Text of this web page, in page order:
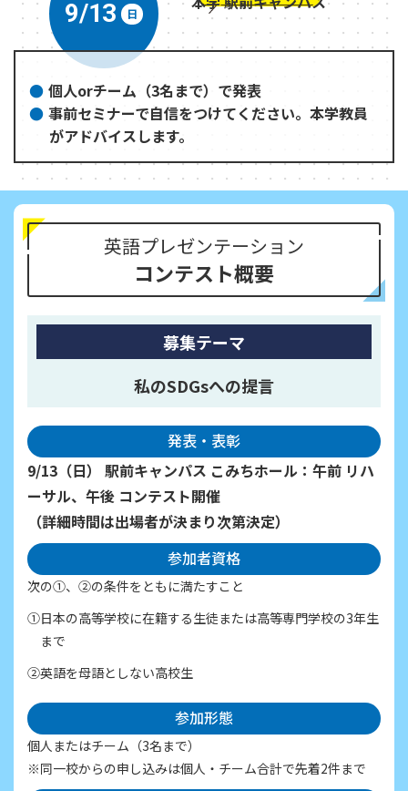
9/13 日
個人orチーム（3名まで）で発表
事前セミナーで自信をつけてください。本学教員
がアドバイスします。
英語プレゼンテーション
コンテスト概要
募集テーマ
私のSDGsへの提言
発表・表彰
9/13（日） 駅前キャンパス こみちホール：午前 リハ
ーサル、午後 コンテスト開催
（詳細時間は出場者が決まり次第決定）
参加者資格
次の①、②の条件をともに満たすこと
①日本の高等学校に在籍する生徒または高等専門学校の3年生
まで
②英語を母語としない高校生
参加形態
個人またはチーム（3名まで）
※同一校からの申し込みは個人・チーム合計で先着2件まで